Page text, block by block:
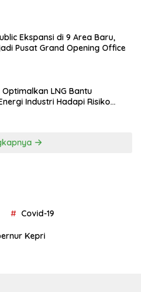
Ekspansi di 9 Area Baru,
Pusat Grand Opening Office
Optimalkan LNG Bantu
Industri Hadapi Risiko
Covid-19
Kepri